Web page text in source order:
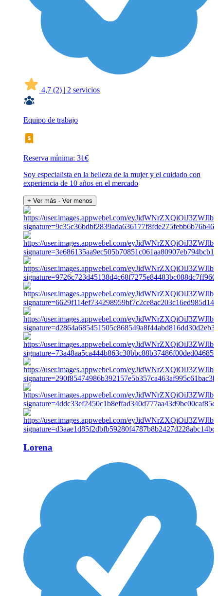
4,7 (2) | 2 servicios
Equipo de trabajo
Reserva mínima: 31€
Soy especialista en la belleza de la mujer y el cuidado con
experiencia de 10 años en el mercado
+ Ver más - Ver menos
Lorena